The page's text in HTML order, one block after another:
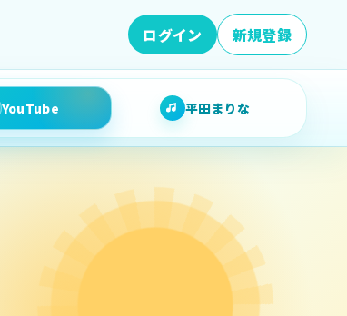
ログイン 新規登録
YouTube 平田まりな